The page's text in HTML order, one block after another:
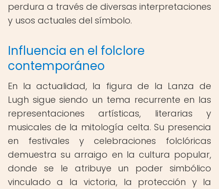
perdura a través de diversas interpretaciones
y usos actuales del símbolo.
Influencia en el folclore
contemporáneo
En la actualidad, la figura de la Lanza de
Lugh sigue siendo un tema recurrente en las
representaciones artísticas, literarias y
musicales de la mitología celta. Su presencia
en festivales y celebraciones folclóricas
demuestra su arraigo en la cultura popular,
donde se le atribuye un poder simbólico
vinculado a la victoria, la protección y la